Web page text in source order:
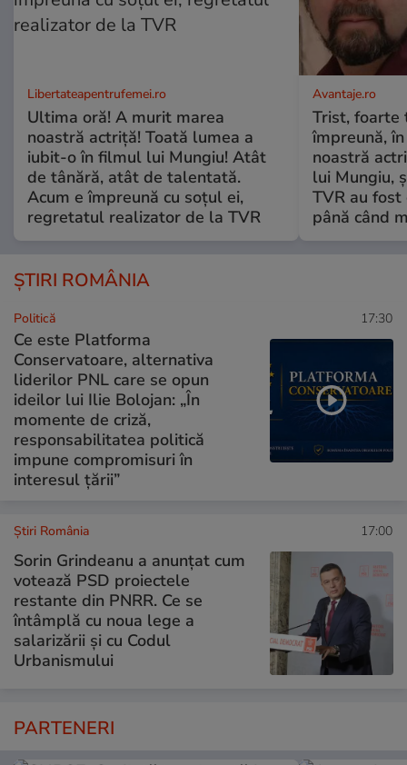
Libertateapentrufemei.ro
Ultima oră! A murit marea
noastră actriță! Toată lumea a
iubit-o în filmul lui Mungiu! Atât
de tânără, atât de talentată.
Acum e împreună cu soțul ei,
regretatul realizator de la TVR
Avantaje.ro
Trist, foarte
împreună,
noastră
lui Mungiu,
TVR au
până când
ȘTIRI ROMÂNIA
Politică 17:30
Ce este Platforma
Conservatoare, alternativa
liderilor PNL care se opun
ideilor lui Ilie Bolojan: „În
momente de criză,
responsabilitatea politică
impune compromisuri în
interesul țării”
Știri România 17:00
Sorin Grindeanu a anunțat cum
votează PSD proiectele
restante din PNRR. Ce se
întâmplă cu noua lege a
salarizării și cu Codul
Urbanismului
PARTENERI